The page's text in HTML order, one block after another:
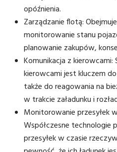
opóźnienia.
Zarządzanie flotą:
monitorowanie stanu
planowanie zakupów,
Komunikacja z kierowcami:
kierowcami jest kluczem
także do reagowania na
w trakcie załadunku i
Monitorowanie przesyłek
Współczesne technologie
przesyłek w czasie